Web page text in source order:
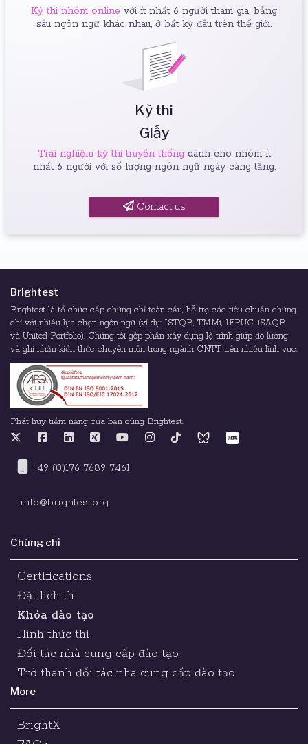
Kỳ thi nhóm online với ít nhất 6 người tham gia, bằng
sáu ngôn ngữ khác nhau, ở bất kỳ đâu trên thế giới.
Kỳ thi
Giấy
Trải nghiệm kỳ thi truyền thốngdành cho nhóm ít
nhất 6 người với số lượng ngôn ngữ ngày càng tăng.
Contact us
Brightest
Brightest là tổ chức cấp chứng chỉ toàn cầu, hỗ trợ các tiêu chuẩn chứng
chỉ với nhiều lựa chọn ngôn ngữ (ví dụ: ISTQB, TMMi, IFPUG, iSAQB
và United Portfolio). Chúng tôi góp phần xây dựng lộ trình giúp đo lường
và ghi nhận kiến thức chuyên môn trong ngành CNTT trên nhiều lĩnh vực.
Phát huy tiềm năng của bạn cùng Brightest.
+49 (0)176 7689 7461
info@brightest.org
Chứng chỉ
Certifications
Đặt lịch thi
Khóa đào tạo
Hình thức thi
Đối tác nhà cung cấp đào tạo
Trở thành đối tác nhà cung cấp đào tạo
More
BrightX